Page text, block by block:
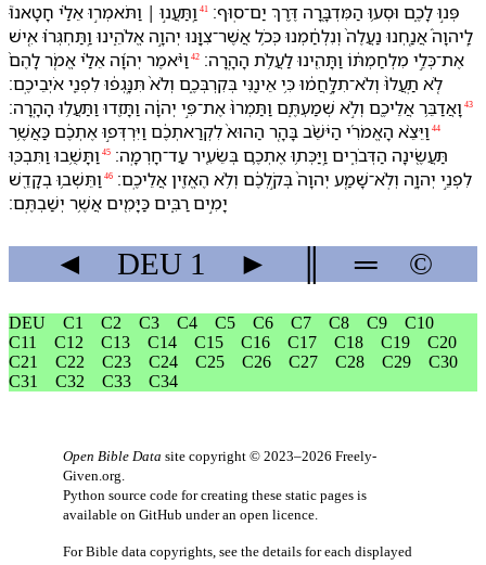
פְּנ֣וּ לָ⁠כֶ֑ם וּ⁠סְע֥וּ הַ⁠מִּדְבָּ֖רָ⁠ה דֶּ֥רֶךְ יַם־סֽוּף׃
41 וַֽ⁠תַּעֲנ֣וּ ׀ וַ⁠תֹּאמְר֣וּ אֵלַ֗⁠י חָטָאנוּ֮
לַֽ⁠יהוָה֒ אֲנַ֤חְנוּ נַעֲלֶה֙ וְ⁠נִלְחַ֔מְנוּ כְּ⁠כֹ֥ל אֲשֶׁר־צִוָּ֖⁠נוּ יְהוָ֣ה אֱלֹהֵ֑י⁠נוּ וַֽ⁠תַּחְגְּר֗וּ אִ֚ישׁ
אֶת־כְּלֵ֣י מִלְחַמְתּ֔⁠וֹ וַ⁠תָּהִ֖ינוּ לַ⁠עֲלֹ֥ת הָ⁠הָֽרָ⁠ה׃ 42 וַ⁠יֹּ֨אמֶר יְהוָ֜ה אֵלַ֗⁠י אֱמֹ֤ר לָ⁠הֶם֙
לֹ֤א תַֽעֲלוּ֙ וְ⁠לֹא־תִלָּ֣חֲמ֔וּ כִּ֥י אֵינֶ֖⁠נִּי בְּ⁠קִרְבְּ⁠כֶ֑ם וְ⁠לֹא֙ תִּנָּֽגְפ֔וּ לִ⁠פְנֵ֖י אֹיְבֵי⁠כֶֽם׃
43 וָ⁠אֲדַבֵּ֥ר אֲלֵי⁠כֶ֖ם וְ⁠לֹ֣א שְׁמַעְתֶּ֑ם וַ⁠תַּמְרוּ֙ אֶת־פִּ֣י יְהוָ֔ה וַ⁠תָּזִ֖דוּ וַ⁠תַּעֲל֥וּ הָ⁠הָֽרָ⁠ה׃
44 וַ⁠יֵּצֵ֨א הָ⁠אֱמֹרִ֜י הַ⁠יֹּשֵׁ֨ב בָּ⁠הָ֤ר הַ⁠הוּא֙ לִ⁠קְרַאתְ⁠כֶ֔ם וַ⁠יִּרְדְּפ֣וּ אֶתְ⁠כֶ֔ם כַּ⁠אֲשֶׁ֥ר
תַּעֲשֶׂ֖ינָה הַ⁠דְּבֹרִ֑ים וַֽ⁠יַּכְּת֥וּ אֶתְ⁠כֶ֛ם בְּ⁠שֵׂעִ֖יר עַד־חָרְמָֽה׃ 45 וַ⁠תָּשֻׁ֥בוּ וַ⁠תִּבְכּ֖וּ
לִ⁠פְנֵ֣י יְהוָ֑ה וְ⁠לֹֽא־שָׁמַ֤ע יְהוָה֙ בְּ⁠קֹ֣לְ⁠כֶ֔ם וְ⁠לֹ֥א הֶאֱזִ֖ין אֲלֵי⁠כֶֽם׃ 46 וַ⁠תֵּשְׁב֥וּ בְ⁠קָדֵ֖שׁ
יָמִ֣ים רַבִּ֑ים כַּ⁠יָּמִ֖ים אֲשֶׁ֥ר יְשַׁבְתֶּֽם׃
◄ DEU1 ► ═ ©
DEU C1 C2 C3 C4 C5 C6 C7 C8 C9
C10
C11
C12 C13 C14 C15 C16 C17 C18 C19
C20
C21
C22 C23 C24 C25 C26 C27 C28 C29
C30
C31
C32 C33 C34
Open Bible Data site copyright © 2023–2026 Freely-
Given.org
Python source code for creating these static pages is
available on GitHub under an open licence
For Bible data copyrights, see the details for each displayed